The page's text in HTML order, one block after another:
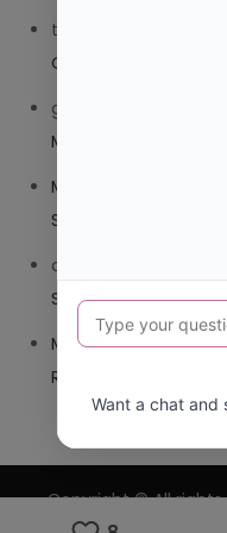
trolls_pipis
O TRIBEDOCE DX?
giovannaservin220
MUNICIPIO?
Mariana Pozo
SANITARIA CANARIA?
carmenharacil
SANITARIA CANARIA?
Mariana Pozoen
REPUBLICA
Copyright © All rights
Want a chat and